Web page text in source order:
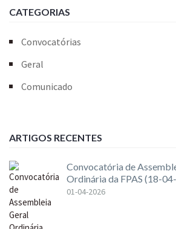
CATEGORIAS
Convocatórias
Geral
Comunicado
ARTIGOS RECENTES
Convocatória de
Ordinária da FPAS (18-
01-04-2026